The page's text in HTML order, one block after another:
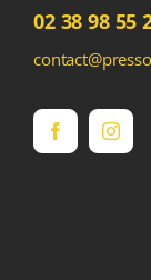
02 38 98 55